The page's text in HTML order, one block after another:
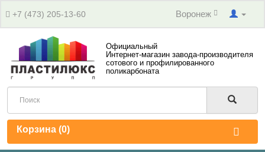
+7 (473) 205-13-60 Воронеж
Официальный
Интернет-магазин завода-производителя
сотового и профилированного
поликарбоната
Корзина (0)